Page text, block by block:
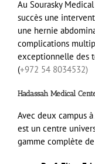
Au Sourasky
succès une
une hernie
complications
exceptionnelle des
(+972 54 8034532)
Hadassah Medical
Avec deux campus
est un centre
gamme complète